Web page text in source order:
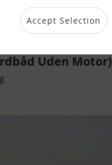
Uden Motor)
Accept Selection